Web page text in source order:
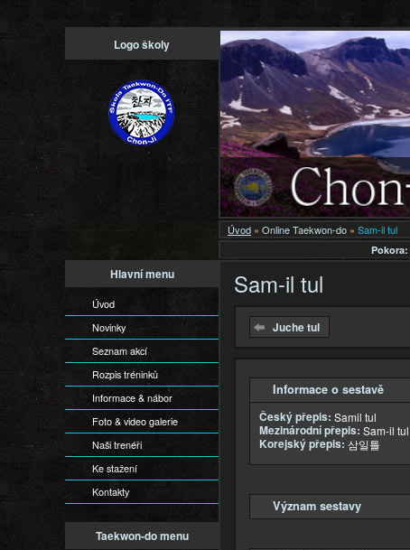
Logo školy
Úvod » Online Taekwon-do » Sam-il tul
Pokora:
Hlavní menu
Úvod
Novinky
Seznam akcí
Rozpis tréninků
Informace & nábor
Foto & video galerie
Naši trenéři
Ke stažení
Kontakty
Taekwon-do menu
Sam-il tul
Juche tul
Skrýt
Informace o sestavě
Český přepis: Samil tul
Mezinárodní přepis: Sam-il tul
Korejský přepis: 삼일틀
Ukázat
Význam sestavy